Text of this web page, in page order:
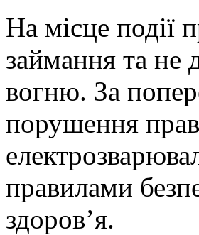
На місце події
займання та не
вогню. За
порушення
правилами
здоров’я.